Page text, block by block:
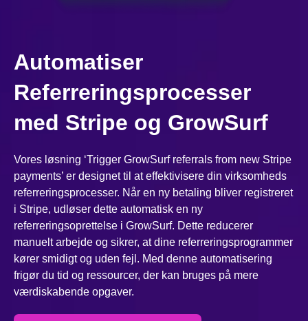
Automatiser
Referreringsprocesser
med Stripe og GrowSurf
Vores løsning ‘Trigger GrowSurf referrals from new Stripe
payments’ er designet til at effektivisere din virksomheds
referreringsprocesser. Når en ny betaling bliver registreret
i Stripe, udløser dette automatisk en ny
referreringsoprettelse i GrowSurf. Dette reducerer
manuelt arbejde og sikrer, at dine referreringsprogrammer
kører smidigt og uden fejl. Med denne automatisering
frigør du tid og ressourcer, der kan bruges på mere
værdiskabende opgaver.